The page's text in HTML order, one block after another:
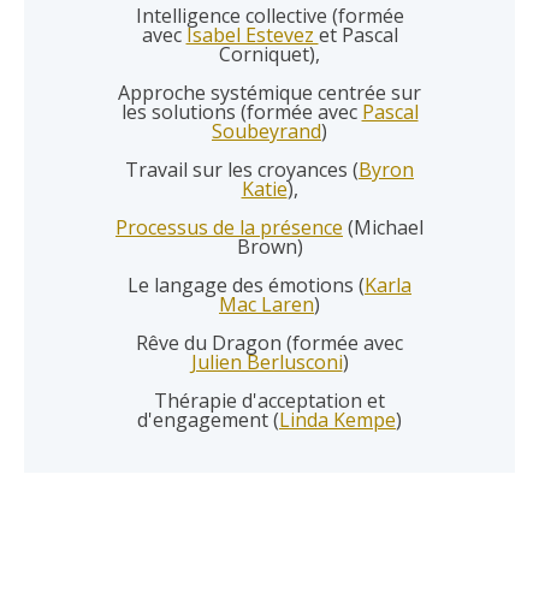
Intelligence collective (formée
avecIsabel Estevez et Pascal
Corniquet),
Approche systémique centrée sur
les solutions (formée avec Pascal
Soubeyrand)
Travail sur les croyances (Byron
Katie),
Processus de la présence (Michael
Brown)
Le langage des émotions (Karla
Mac Laren)
Rêve du Dragon (formée avec
Julien Berlusconi)
Thérapie d'acceptation et
d'engagement (Linda Kempe)